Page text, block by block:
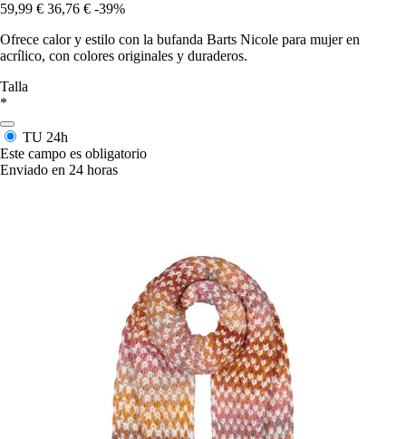
59,99 € 36,76 € -39%
Ofrece calor y estilo con la bufanda Barts Nicole para mujer en
acrílico, con colores originales y duraderos.
Talla
*
TU 24h
Este campo es obligatorio
Enviado en 24 horas